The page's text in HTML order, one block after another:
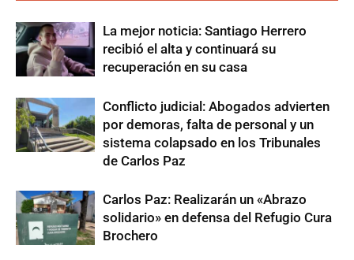
La mejor noticia: Santiago Herrero
recibió el alta y continuará su
recuperación en su casa
Conflicto judicial: Abogados advierten
por demoras, falta de personal y un
sistema colapsado en los Tribunales
de Carlos Paz
Carlos Paz: Realizarán un «Abrazo
solidario» en defensa del Refugio Cura
Brochero